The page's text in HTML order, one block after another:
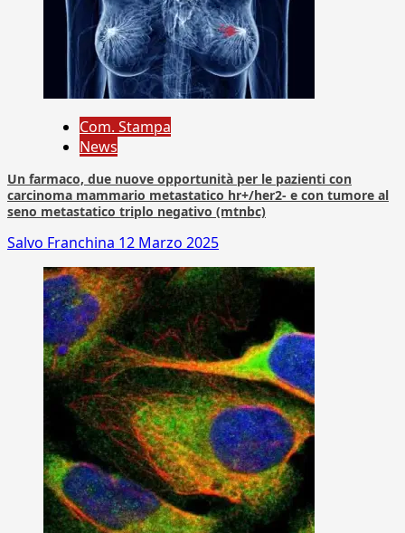
Com. Stampa
News
Un farmaco, due nuove opportunità per le pazienti con
carcinoma mammario metastatico hr+/her2- e con tumore al
seno metastatico triplo negativo (mtnbc)
Salvo Franchina 12 Marzo 2025